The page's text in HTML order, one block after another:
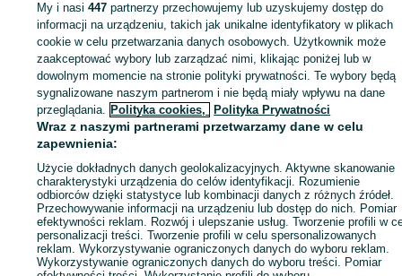
ogrodzeniowe
Siatki i panele ogrodzeniowe - Wielkopolskie
Siatki i panele
ogrodzeniowe - Skulsk
KATEGORIA
ID:1008014702 Wyświetlenia:
Zadzwoń / SMS Wyślij wiadomość
My i nasi447 partnerzy przechowujemy lub uzyskujemy dostęp do
informacji na urządzeniu, takich jak unikalne identyfikatory w plikach
cookie w celu przetwarzania danych osobowych. Użytkownik może
zaakceptować wybory lub zarządzać nimi, klikając poniżej lub w
dowolnym momencie na stronie polityki prywatności. Te wybory będą
sygnalizowane naszym partnerom i nie będą miały wpływu na dane
przeglądania. Polityka cookies, Polityka Prywatności
Wraz z naszymi partnerami przetwarzamy dane w celu
zapewnienia:
Użycie dokładnych danych geolokalizacyjnych. Aktywne skanowanie
charakterystyki urządzenia do celów identyfikacji. Rozumienie
odbiorców dzięki statystyce lub kombinacji danych z różnych źródeł.
Przechowywanie informacji na urządzeniu lub dostęp do nich. Pomiar
efektywności reklam. Rozwój i ulepszanie usług. Tworzenie profili w
personalizacji treści. Tworzenie profili w celu spersonalizowanych
reklam. Wykorzystywanie ograniczonych danych do wyboru reklam.
Wykorzystywanie ograniczonych danych do wyboru treści. Pomiar